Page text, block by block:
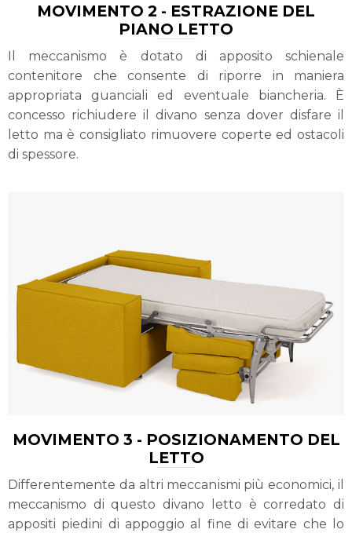
MOVIMENTO 2 - ESTRAZIONE DEL
PIANO LETTO
Il meccanismo è dotato di apposito schienale
contenitore che consente di riporre in maniera
appropriata guanciali ed eventuale biancheria. È
concesso richiudere il divano senza dover disfare il
letto ma è consigliato rimuovere coperte ed ostacoli
di spessore.
MOVIMENTO 3 - POSIZIONAMENTO DEL
LETTO
Differentemente da altri meccanismi più economici, il
meccanismo di questo divano letto è corredato di
appositi piedini di appoggio al fine di evitare che lo